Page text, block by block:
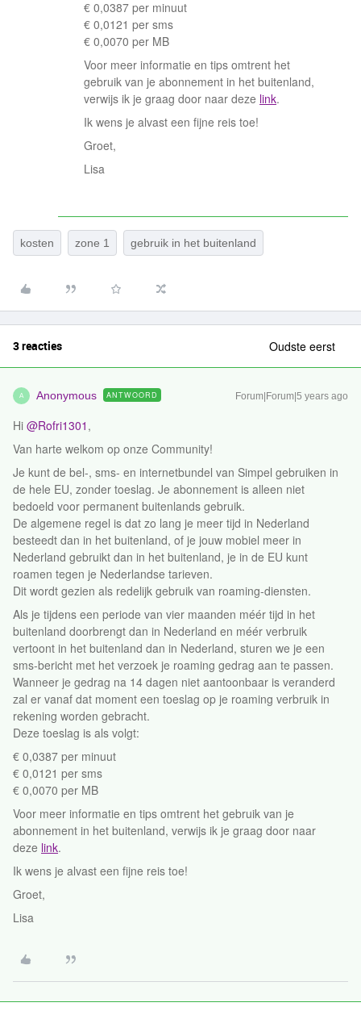
€ 0,0387 per minuut
€ 0,0121 per sms
€ 0,0070 per MB
Voor meer informatie en tips omtrent het
gebruik van je abonnement in het buitenland,
verwijs ik je graag door naar deze link.
Ik wens je alvast een fijne reis toe!
Groet,
Lisa
kosten zone 1 gebruik in het buitenland
3 reacties Oudste eerst
A Anonymous ANTWOORD Forum|Forum|5 years ago
Hi @Rofri1301 ,
Van harte welkom op onze Community!
Je kunt de bel-, sms- en internetbundel van Simpel gebruiken in
de hele EU, zonder toeslag. Je abonnement is alleen niet
bedoeld voor permanent buitenlands gebruik.
De algemene regel is dat zo lang je meer tijd in Nederland
besteedt dan in het buitenland, of je jouw mobiel meer in
Nederland gebruikt dan in het buitenland, je in de EU kunt
roamen tegen je Nederlandse tarieven.
Dit wordt gezien als redelijk gebruik van roaming-diensten.
Als je tijdens een periode van vier maanden méér tijd in het
buitenland doorbrengt dan in Nederland en méér verbruik
vertoont in het buitenland dan in Nederland, sturen we je een
sms-bericht met het verzoek je roaming gedrag aan te passen.
Wanneer je gedrag na 14 dagen niet aantoonbaar is veranderd
zal er vanaf dat moment een toeslag op je roaming verbruik in
rekening worden gebracht.
Deze toeslag is als volgt:
€ 0,0387 per minuut
€ 0,0121 per sms
€ 0,0070 per MB
Voor meer informatie en tips omtrent het gebruik van je
abonnement in het buitenland, verwijs ik je graag door naar
deze link.
Ik wens je alvast een fijne reis toe!
Groet,
Lisa